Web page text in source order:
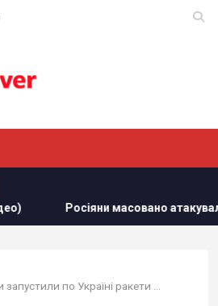
масовано атакували обʼєкти